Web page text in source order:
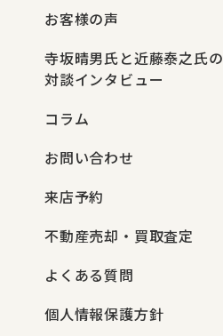
お客様の声
寺坂晴男氏と近藤泰之氏の
対談インタビュー
コラム
お問い合わせ
来店予約
不動産売却・買取査定
よくある質問
個人情報保護方針